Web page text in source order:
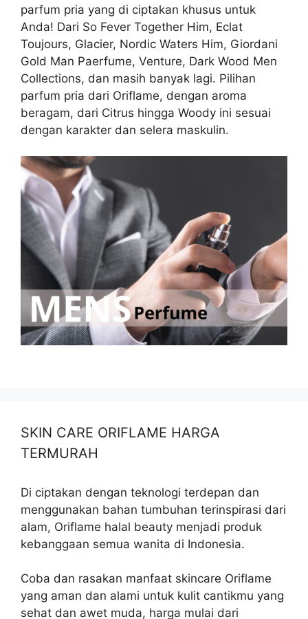
parfum pria yang di ciptakan khusus untuk
Anda! Dari So Fever Together Him, Eclat
Toujours, Glacier, Nordic Waters Him, Giordani
Gold Man Paerfume, Venture, Dark Wood Men
Collections, dan masih banyak lagi. Pilihan
parfum pria dari Oriflame, dengan aroma
beragam, dari Citrus hingga Woody ini sesuai
dengan karakter dan selera maskulin.
SKIN CARE ORIFLAME HARGA
TERMURAH
Di ciptakan dengan teknologi terdepan dan
menggunakan bahan tumbuhan terinspirasi dari
alam, Oriflame halal beauty menjadi produk
kebanggaan semua wanita di Indonesia.
Coba dan rasakan manfaat skincare Oriflame
yang aman dan alami untuk kulit cantikmu yang
sehat dan awet muda, harga mulai dari